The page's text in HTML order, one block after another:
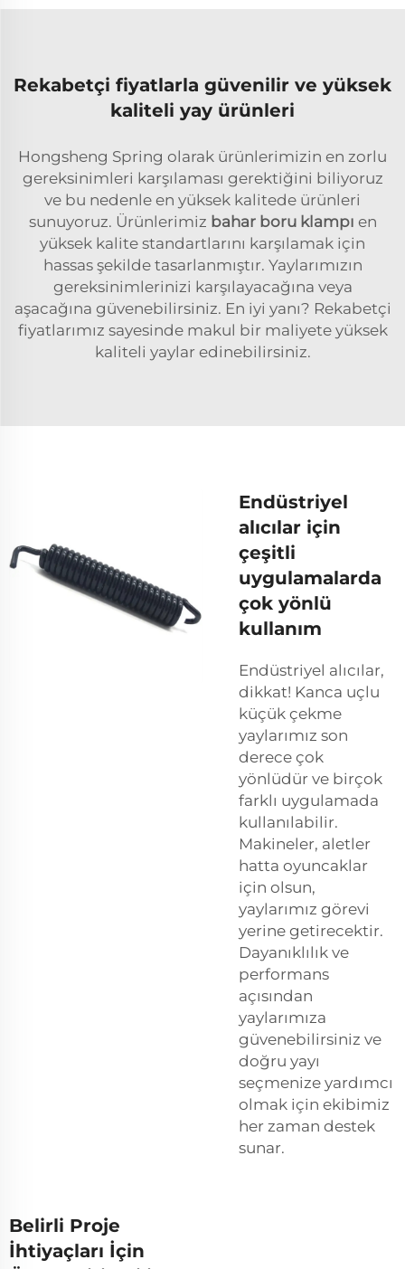
Rekabetçi fiyatlarla güvenilir ve yüksek
kaliteli yay ürünleri
Hongsheng Spring olarak ürünlerimizin en zorlu
gereksinimleri karşılaması gerektiğini biliyoruz
ve bu nedenle en yüksek kalitede ürünleri
sunuyoruz. Ürünlerimiz bahar boru klampı en
yüksek kalite standartlarını karşılamak için
hassas şekilde tasarlanmıştır. Yaylarımızın
gereksinimlerinizi karşılayacağına veya
aşacağına güvenebilirsiniz. En iyi yanı? Rekabetçi
fiyatlarımız sayesinde makul bir maliyete yüksek
kaliteli yaylar edinebilirsiniz.
Endüstriyel
alıcılar için
çeşitli
uygulamalarda
çok yönlü
kullanım
Endüstriyel alıcılar,
dikkat! Kanca uçlu
küçük çekme
yaylarımız son
derece çok
yönlüdür ve birçok
farklı uygulamada
kullanılabilir.
Makineler, aletler
hatta oyuncaklar
için olsun,
yaylarımız görevi
yerine getirecektir.
Dayanıklılık ve
performans
açısından
yaylarımıza
güvenebilirsiniz ve
doğru yayı
seçmenize yardımcı
olmak için ekibimiz
her zaman destek
sunar.
Belirli Proje
İhtiyaçları İçin